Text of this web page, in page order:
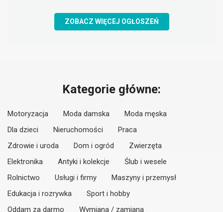
ZOBACZ WIĘCEJ OGŁOSZEŃ
Kategorie główne:
Motoryzacja Moda damska
Moda męska
Dla dzieci
Nieruchomości
Praca
Zdrowie i uroda
Dom i ogród
Zwierzęta
Elektronika
Antyki i kolekcje
Ślub i wesele
Rolnictwo
Usługi i firmy
Maszyny i przemysł
Edukacja i rozrywka
Sport i hobby
Oddam za darmo
Wymiana / zamiana